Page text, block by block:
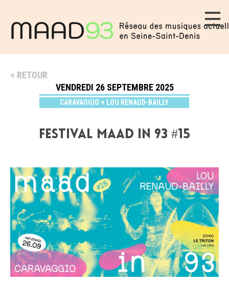
RETOUR
VENDREDI 26 SEPTEMBRE 2025
CARAVAGGIO + LOU RENAUD-BAILLY
Festival MAAD in 93 #15